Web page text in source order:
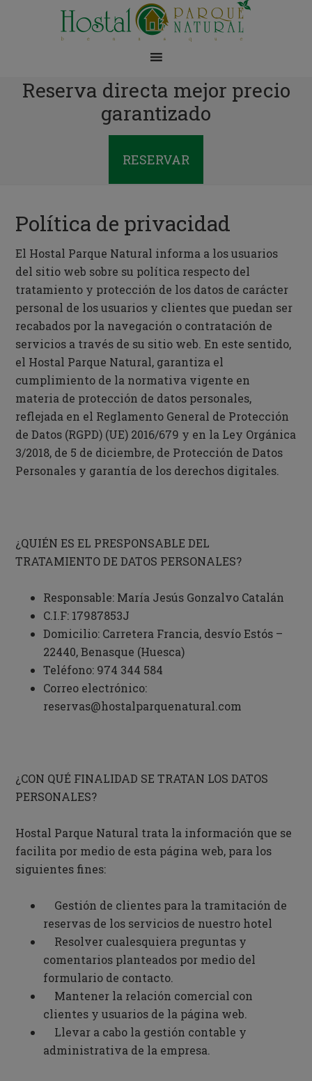
Reserva directa mejor precio
garantizado
RESERVAR
Política de privacidad
El Hostal Parque Natural informa a los usuarios
del sitio web sobre su política respecto del
tratamiento y protección de los datos de carácter
personal de los usuarios y clientes que puedan ser
recabados por la navegación o contratación de
servicios a través de su sitio web. En este sentido,
el Hostal Parque Natural, garantiza el
cumplimiento de la normativa vigente en
materia de protección de datos personales,
reflejada en el Reglamento General de Protección
de Datos (RGPD) (UE) 2016/679 y en la Ley Orgánica
3/2018, de 5 de diciembre, de Protección de Datos
Personales y garantía de los derechos digitales.
¿QUIÉN ES EL PRESPONSABLE DEL
TRATAMIENTO DE DATOS PERSONALES?
Responsable: María Jesús Gonzalvo Catalán
C.I.F: 17987853J
Domicilio: Carretera Francia, desvío Estós –
22440, Benasque (Huesca)
Teléfono: 974 344 584
Correo electrónico:
reservas@hostalparquenatural.com
¿CON QUÉ FINALIDAD SE TRATAN LOS DATOS
PERSONALES?
Hostal Parque Natural trata la información que se
facilita por medio de esta página web, para los
siguientes fines:
Gestión de clientes para la tramitación de
reservas de los servicios de nuestro hotel
Resolver cualesquiera preguntas y
comentarios planteados por medio del
formulario de contacto.
Mantener la relación comercial con
clientes y usuarios de la página web.
Llevar a cabo la gestión contable y
administrativa de la empresa.